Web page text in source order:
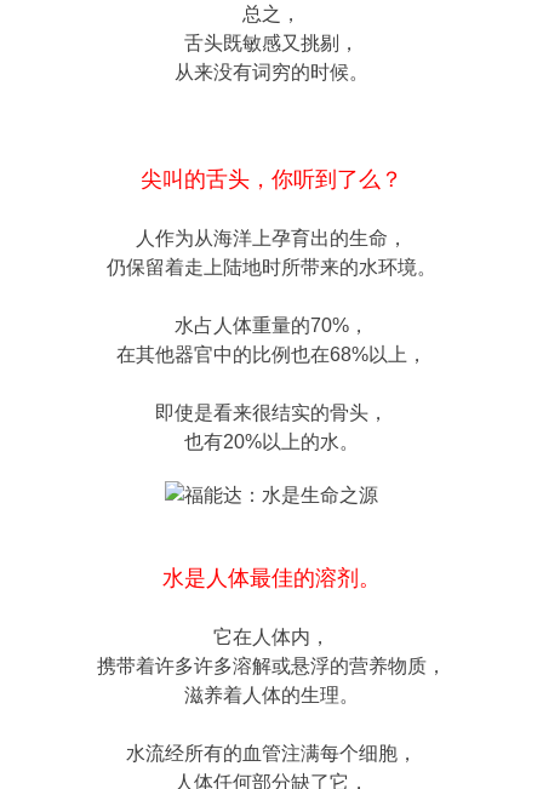
总之，
舌头既敏感又挑剔，
从来没有词穷的时候。
尖叫的舌头，你听到了么？
人作为从海洋上孕育出的生命，
仍保留着走上陆地时所带来的水环境。
水占人体重量的70%，
在其他器官中的比例也在68%以上，
即使是看来很结实的骨头，
也有20%以上的水。
水是人体最佳的溶剂。
它在人体内，
携带着许多许多溶解或悬浮的营养物质，
滋养着人体的生理。
水流经所有的血管注满每个细胞，
人体任何部分缺了它，